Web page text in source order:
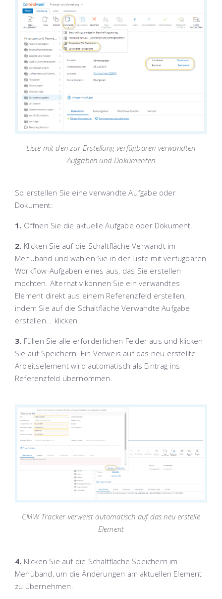
Liste mit den zur Erstellung verfügbaren verwandten
Aufgaben und Dokumenten
So erstellen Sie eine verwandte Aufgabe oder
Dokument:
1. Öffnen Sie die aktuelle Aufgabe oder Dokument.
2. Klicken Sie auf die SchaltflächeVerwandtim
Menüband und wählen Sie in der Liste mit verfügbaren
Workflow-Aufgaben eines aus, das Sie erstellen
möchten. Alternativ können Sie ein verwandtes
Element direkt aus einem Referenzfeld erstellen,
indem Sie auf die SchaltflächeVerwandte Aufgabe
erstellen...
klicken.
3. Füllen Sie alle erforderlichen Felder aus und klicken
Sie auf Speichern . Ein Verweis auf das neu erstellte
Arbeitselement wird automatisch als Eintrag ins
Referenzfeld übernommen.
CMW Tracker verweist automatisch auf das neu erstelle
Element
4. Klicken Sie auf die Schaltfläche Speichern im
Menüband, um die Änderungen am aktuellen Element
zu übernehmen.